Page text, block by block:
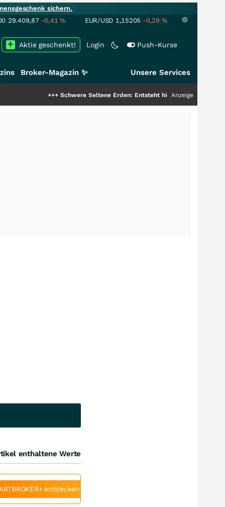
sichern.
29.409,87 -0,41% EUR/USD 1,15205 -0,29 %
Login Push-Kurse
Aktie geschenkt!
Broker-Magazin ✨ Unsere Services
Schwere Seltene Erden: Entsteht hier die nächsteAnzeige
enthaltene Werte
entdecken